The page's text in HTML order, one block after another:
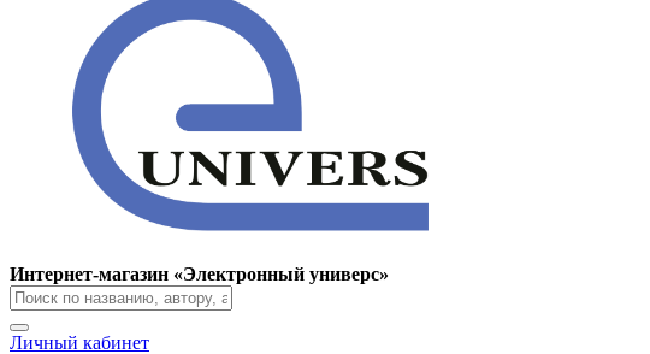
Интернет-магазин «Электронный универс»
Личный кабинет